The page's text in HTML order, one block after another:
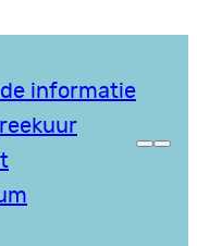
informatie